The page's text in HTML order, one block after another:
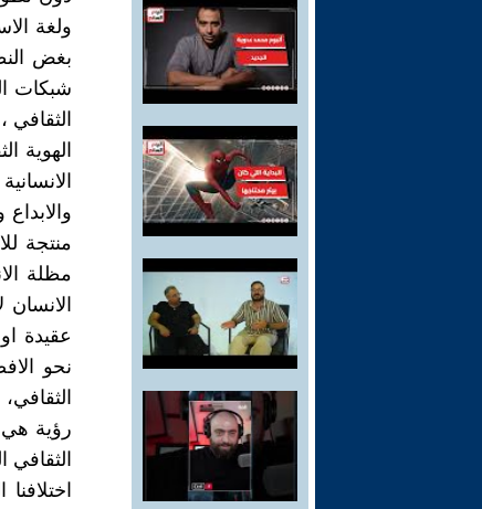
ولغة
بغض
شبكات
الهوية
منتجة
مظلة
عقيدة
نحو
رؤية هي